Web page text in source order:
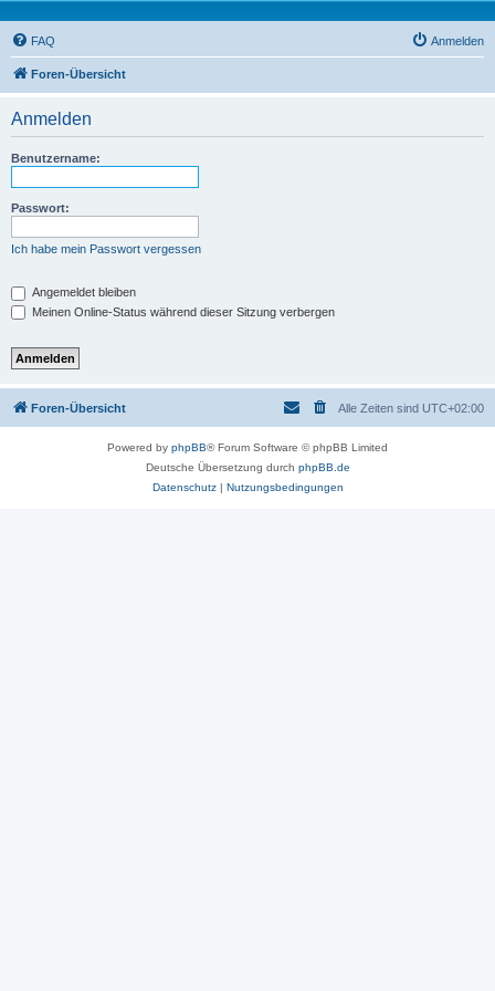
FAQ Anmelden
Foren-Übersicht
Anmelden
Benutzername:
Passwort:
Ich habe mein Passwort vergessen
Angemeldet bleiben
Meinen Online-Status während dieser Sitzung verbergen
Foren-Übersicht Alle Zeiten sind UTC+02:00
Powered by phpBB® Forum Software © phpBB Limited
Deutsche Übersetzung durch phpBB.de
Datenschutz| Nutzungsbedingungen